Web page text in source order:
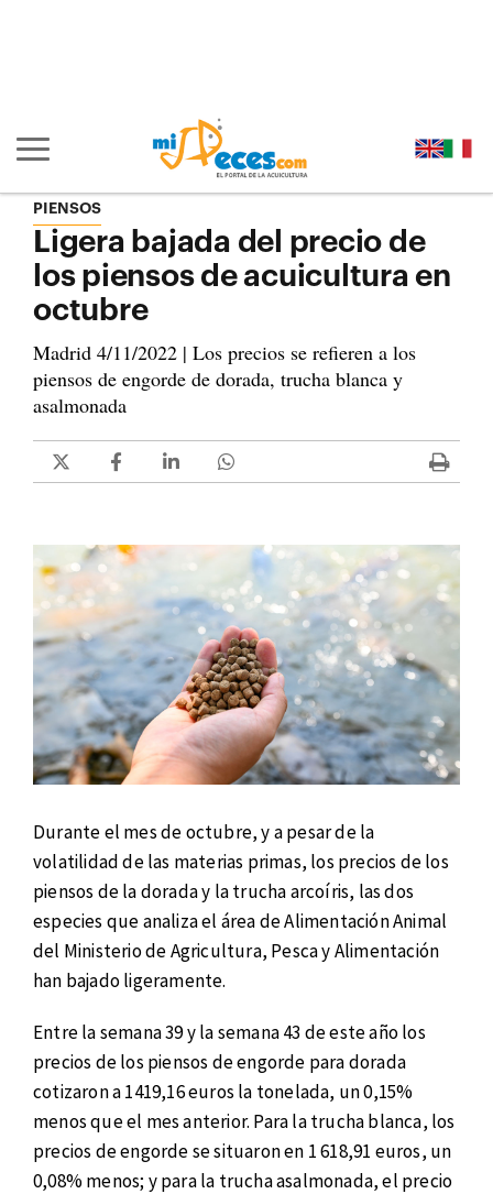
Mostrar/ocultar navegación principal
PIENSOS
Ligera bajada del precio de
los piensos de acuicultura en
octubre
Madrid 4/11/2022 | Los precios se refieren a los
piensos de engorde de dorada, trucha blanca y
asalmonada
Durante el mes de octubre, y a pesar de la
volatilidad de las materias primas, los precios de los
piensos de la dorada y la trucha arcoíris, las dos
especies que analiza el área de Alimentación Animal
del Ministerio de Agricultura, Pesca y Alimentación
han bajado ligeramente.
Entre la semana 39 y la semana 43 de este año los
precios de los piensos de engorde para dorada
cotizaron a 1419,16 euros la tonelada, un 0,15%
menos que el mes anterior. Para la trucha blanca, los
precios de engorde se situaron en 1 618,91 euros, un
0,08% menos; y para la trucha asalmonada, el precio